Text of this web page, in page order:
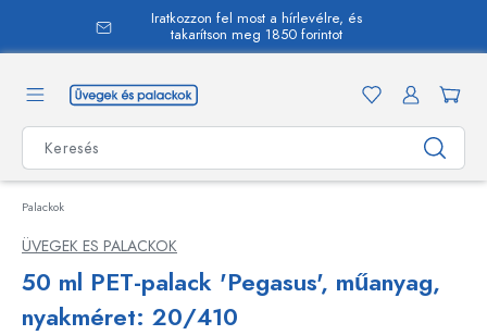
Iratkozzon fel most a hírlevélre, és
takarítson meg 1850 forintot
Palackok
ÜVEGEK ES PALACKOK
50 ml PET-palack 'Pegasus', műanyag,
nyakméret: 20/410